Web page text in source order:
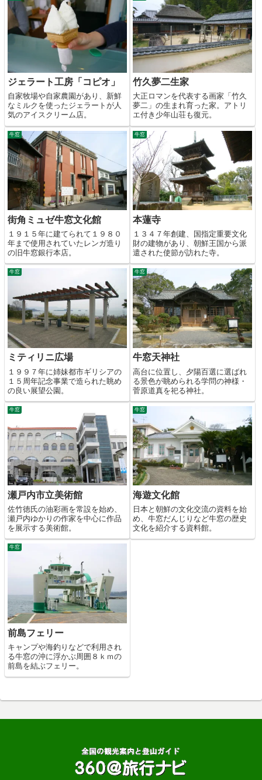
ジェラート工房「コピオ」
自家牧場や自家農園があり、新鮮
なミルクを使ったジェラートが人
気のアイスクリーム店。
竹久夢二生家
大正ロマンを代表する画家「竹久
夢二」の生まれ育った家。アトリ
エ付き少年山荘も復元。
牛窓
街角ミュゼ牛窓文化館
１９１５年に建てられて１９８０
年まで使用されていたレンガ造り
の旧牛窓銀行本店。
牛窓
本蓮寺
１３４７年創建、国指定重要文化
財の建物があり、朝鮮王国から派
遣された使節が訪れた寺。
牛窓
ミティリニ広場
１９９７年に姉妹都市ギリシアの
１５周年記念事業で造られた眺め
の良い展望公園。
牛窓
牛窓天神社
高台に位置し、夕陽百選に選ばれ
る景色が眺められる学問の神様・
菅原道真を祀る神社。
牛窓
瀬戸内市立美術館
佐竹徳氏の油彩画を常設を始め、
瀬戸内ゆかりの作家を中心に作品
を展示する美術館。
牛窓
海遊文化館
日本と朝鮮の文化交流の資料を始
め、牛窓だんじりなど牛窓の歴史
文化を紹介する資料館。
牛窓
前島フェリー
キャンプや海釣りなどで利用され
る牛窓の沖に浮かぶ周囲８ｋｍの
前島を結ぶフェリー。